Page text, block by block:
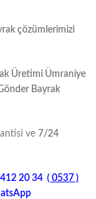
çözümlerimizi
Üretimi Ümraniye
Bayrak
ve 7/24
20 34 ( 0537 )